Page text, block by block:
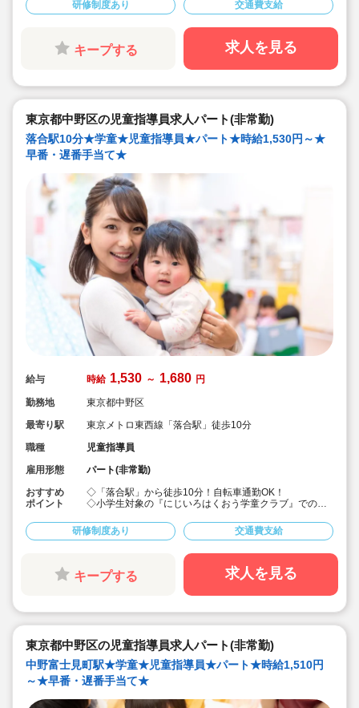
◇保育士・幼稚園教諭・教員免許・放課後児童支援員な
◇時給1,510円～/早番・遅番は時給UP★
◇昇給あり！年1回♪
◇永年勤続表彰、慶弔見舞金制度あり！
◇勤務時間・日数はご相談ください♪
のある施設です。
◇未経験・ブランクのある方も歓迎です！
研修制度あり 交通費支給
キープする 求人を見る
東京都中野区の児童指導員求人パート(非常勤)
落合駅10分★学童★児童指導員★パート★時給1,530円～★
早番・遅番手当て★
給与 時給 1,530 ～ 1,680 円
勤務地
東京都中野区
最寄り駅
東京メトロ東西線「落合駅」徒歩10分
職種
児童指導員
雇用形態
パート(非常勤)
おすすめ
ポイント
◇「落合駅」から徒歩10分！自転車通勤OK！
◇小学生対象の『にじいろはくおう学童クラブ』での、
◇同じ建物の1階で、乳幼児対象の『いちごルーム』を運
営しています。
ど、様々な資格を持った職員さんたちが働いています！
◇時給1,530円～/早番・遅番は時給UP★
◇昇給あり！年1回♪
◇永年勤続表彰、慶弔見舞金制度あり！
のある施設です。
◇未経験・ブランクのある方も歓迎です！
研修制度あり 交通費支給
キープする 求人を見る
東京都中野区の児童指導員求人パート(非常勤)
中野富士見町駅★学童★児童指導員★パート★時給1,510円
～★早番・遅番手当て★